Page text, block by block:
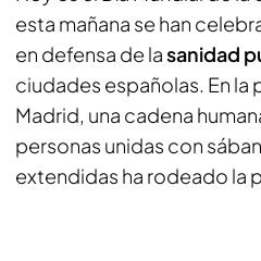
esta mañana se han
en defensa de lasanidad
ciudades españolas. En la
Madrid, una cadena
personas unidas con
extendidas ha rodeado la